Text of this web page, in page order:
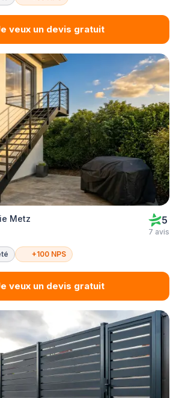
veux un devis gratuit
Metz 5
7 avis
+100 NPS
veux un devis gratuit